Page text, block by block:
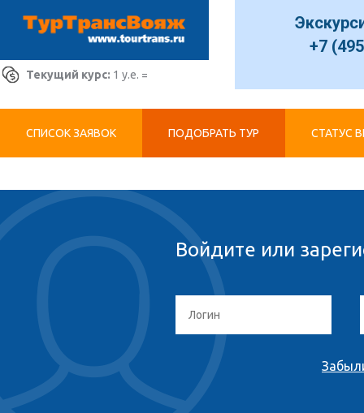
Текущий курс: 1 у.е. =
+7
СПИСОК ЗАЯВОК ПОДОБРАТЬ ТУР СТАТУС
Войдите или